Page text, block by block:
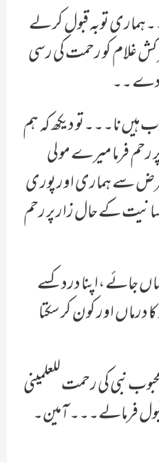
توبہ قبول کر لے
غلام کو رحمت کی رسی
دے ۔۔
نا۔۔۔تو دیکھ کہ ہم
فرما میرے مولی
سے ہماری اور پوری
کے حال زار پر رحم
،اپنا درد کسے
اور کون کر سکتا
نبی کی رحمت للعلمینی
فرمالے۔۔۔ آمین۔